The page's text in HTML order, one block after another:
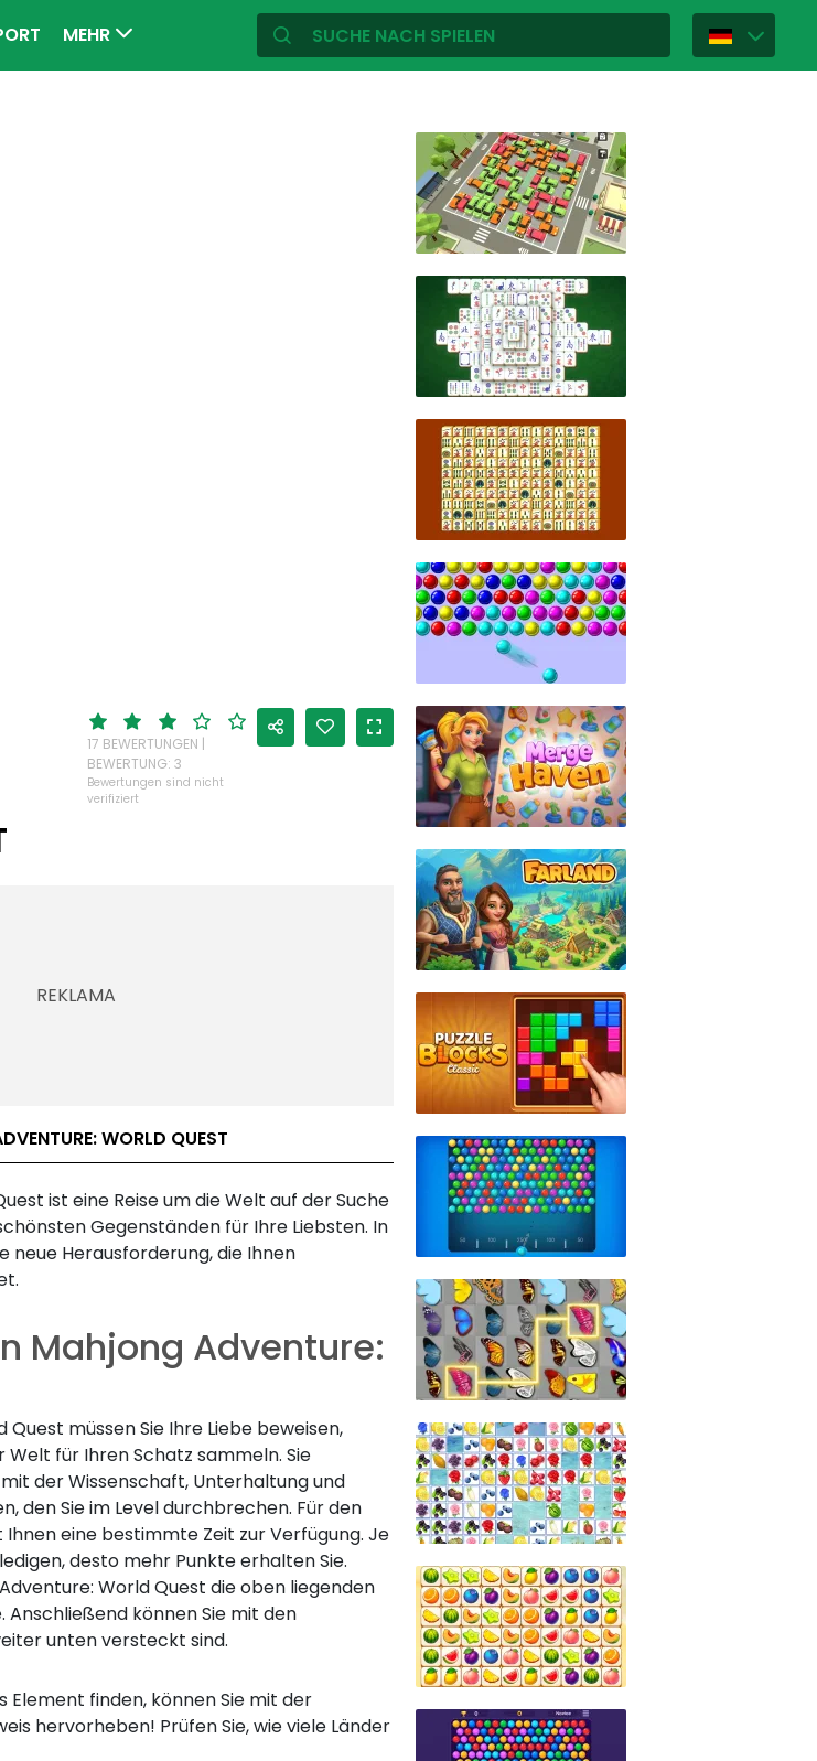
MEHR
17 BEWERTUNGEN |
BEWERTUNG: 3
Bewertungen sind nicht
verifiziert
WORLD QUEST
ist eine Reise um die Welt auf der Suche
Gegenständen für Ihre Liebsten. In
neue Herausforderung, die Ihnen
Mahjong Adventure:
müssen Sie Ihre Liebe beweisen,
Welt für Ihren Schatz sammeln. Sie
der Wissenschaft, Unterhaltung und
den Sie im Level durchbrechen. Für den
Ihnen eine bestimmte Zeit zur Verfügung. Je
desto mehr Punkte erhalten Sie.
World Quest die oben liegenden
können Sie mit den
unten versteckt sind.
Element finden, können Sie mit der
hervorheben! Prüfen Sie, wie viele Länder